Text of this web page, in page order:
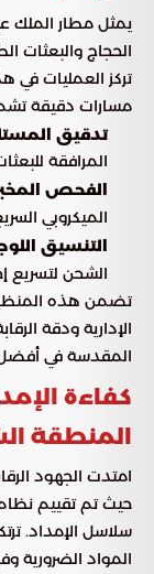
يمثل مطار الملك
الحجاج والبعثات
تركز العمليات في
مسارات دقيقة
تدقيق
المرافقة
الفحص
الميكروبي
التنسيق
الشحن لتسريع
تضمن هذه
الإدارية ودقة
المقدسة في أفضل
كفاءة
المنطقة
امتدت الجهود
حيث تم تقييم
سلاسل الإمداد.
المواد الضرورية